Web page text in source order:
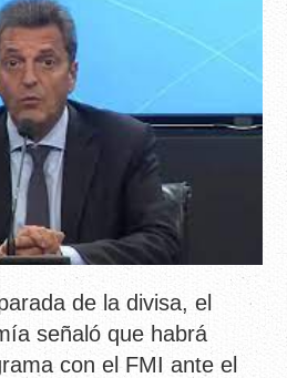
de la divisa, el
señaló que habrá
con el FMI ante el